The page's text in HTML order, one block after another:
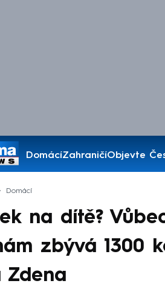
DomácíZahraničíObjevte
Pořady
Domácí
na dítě?
zbývá 1300
Zdena